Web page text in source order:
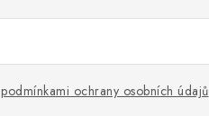
podmínkami ochrany osobních údajů